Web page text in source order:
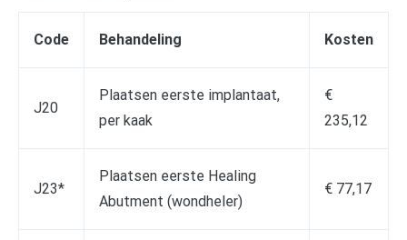
Code Behandeling Kosten
J20
Plaatsen eerste implantaat,
per kaak
€
235,12
J23*
Plaatsen eerste Healing
Abutment (wondheler)
€ 77,17